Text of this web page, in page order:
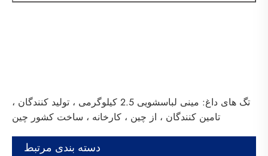
تگ های داغ: مینی لباسشویی 2.5 کیلوگرمی ، تولید کنندگان ،
تامین کنندگان ، از چین ، کارخانه ، ساخت کشور چین
دسته بندی مرتبط